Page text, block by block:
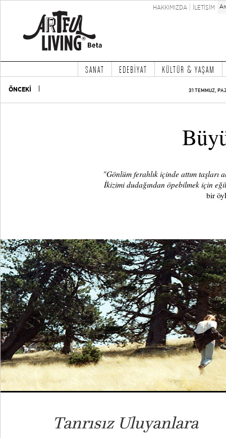
HAKKIMIZDA İLETİŞİM
SANAT EDEBİYAT KÜLTÜR & YAŞAM
ÖNCEKİ 31 TEMMUZ,
"Gönlüm ferahlık içinde attım taşları
İkizimi dudağından öpebilmek için
bir
Tanrısız Uluyanlara